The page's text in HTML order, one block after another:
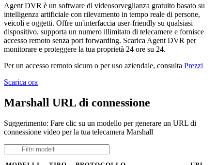
Agent DVR è un software di videosorveglianza gratuito basato su
intelligenza artificiale con rilevamento in tempo reale di persone,
veicoli e oggetti. Offre un'interfaccia user-friendly su qualsiasi
dispositivo, supporta un numero illimitato di telecamere e fornisce
accesso remoto senza port forwarding. Scarica Agent DVR per
monitorare e proteggere la tua proprietà 24 ore su 24.
Per un accesso remoto sicuro o per uso aziendale, consulta Prezzi
Scarica ora
Marshall URL di connessione
Suggerimento: Fare clic su un modello per generare un URL di
connessione video per la tua telecamera Marshall